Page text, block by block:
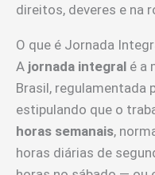
direitos, deveres e na
O que é Jornada
A jornada integral é a
Brasil, regulamentada
estipulando que o
horas semanais,
horas diárias de